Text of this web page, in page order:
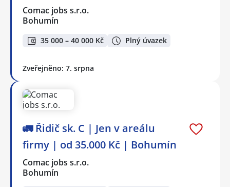
Comac jobs s.r.o.
Bohumín
35 000 – 40 000 Kč Plný úvazek
Zveřejněno: 7. srpna
🚛 Řidič sk. C | Jen v areálu
firmy | od 35.000 Kč | Bohumín
Comac jobs s.r.o.
Bohumín